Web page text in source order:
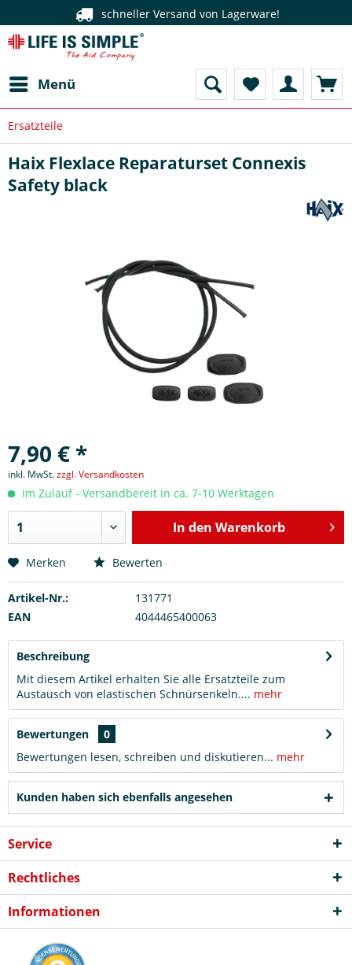
schneller Versand von Lagerware!
Menü
Ersatzteile
Haix Flexlace Reparaturset Connexis
Safety black
7,90 € *
inkl. MwSt.zzgl. Versandkosten
Im Zulauf - Versandbereit in ca. 7-10 Werktagen
In den Warenkorb
Merken Bewerten
Artikel-Nr.:
131771
EAN
4044465400063
Beschreibung
Mit diesem Artikel erhalten Sie alle Ersatzteile zum
Austausch von elastischen Schnürsenkeln.... mehr
Bewertungen
0
Bewertungen lesen, schreiben und diskutieren... mehr
Kunden haben sich ebenfalls angesehen
Service
Rechtliches
Informationen